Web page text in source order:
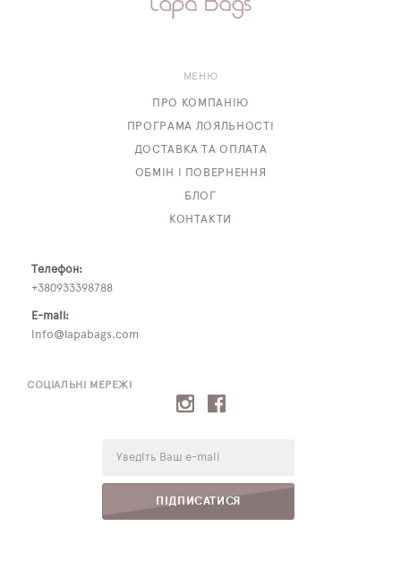
СОЦІАЛЬНІ МЕРЕЖІ
ПІДПИСАТИСЯ
МЕНЮ
ПРО КОМПАНІЮ
ПРОГРАМА ЛОЯЛЬНОСТІ
ДОСТАВКА ТА ОПЛАТА
ОБМІН І ПОВЕРНЕННЯ
БЛОГ
КОНТАКТИ
Телефон:
+380933398788
E-mail:
info@lapabags.com